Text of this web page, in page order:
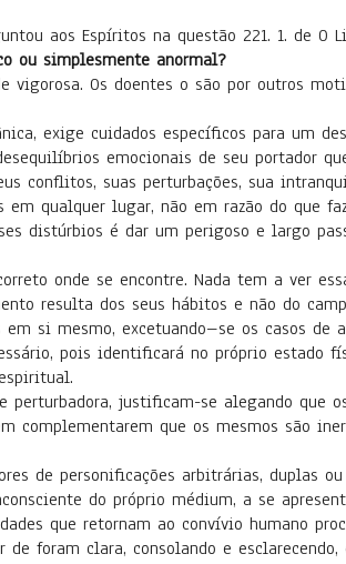
Espíritos na questão 221. 1. de O
ou simplesmente anormal?
Os doentes o são por outros
cuidados específicos para um
emocionais de seu portador
conflitos, suas perturbações, sua
lugar, não em razão do que
distúrbios é dar um perigoso e largo
onde se encontre. Nada tem a ver
resulta dos seus hábitos e não do
excetuando–se os casos de
pois identificará no próprio estado
justificam-se alegando que os
complementarem que os mesmos são
personificações arbitrárias, duplas ou
do próprio médium, a se
que retornam ao convívio humano
foram clara, consolando e esclarecendo,